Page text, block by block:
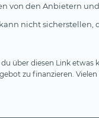
von den Anbietern
nicht sicherstellen,
über diesen Link
zu finanzieren.